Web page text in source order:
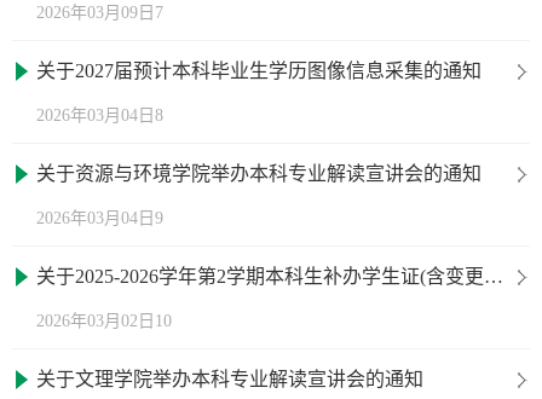
2026年03月09日7
关于2027届预计本科毕业生学历图像信息采集的通知
2026年03月04日8
关于资源与环境学院举办本科专业解读宣讲会的通知
2026年03月04日9
关于2025-2026学年第2学期本科生补办学生证(含变更乘车区间)的通知
2026年03月02日10
关于文理学院举办本科专业解读宣讲会的通知